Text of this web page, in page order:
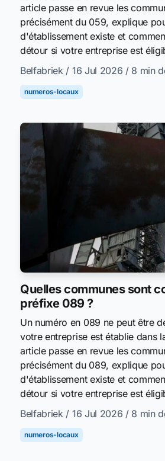
article passe en revue les
précisément du 059, explique
d'établissement existe et
détour si votre entreprise est
Belfabriek / 16 Jul 2026 / 8 min
numeros-locaux
Quelles communes sont
préfixe 089 ?
Un numéro en 089 ne peut être
votre entreprise est établie dans
article passe en revue les
précisément du 089, explique
d'établissement existe et
détour si votre entreprise est
Belfabriek / 16 Jul 2026 / 8 min
numeros-locaux